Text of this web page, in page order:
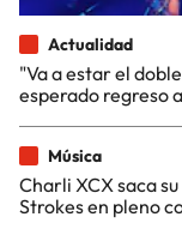
Actualidad
"Va a estar el
esperado regreso
Música
Charli XCX saca
Strokes en pleno